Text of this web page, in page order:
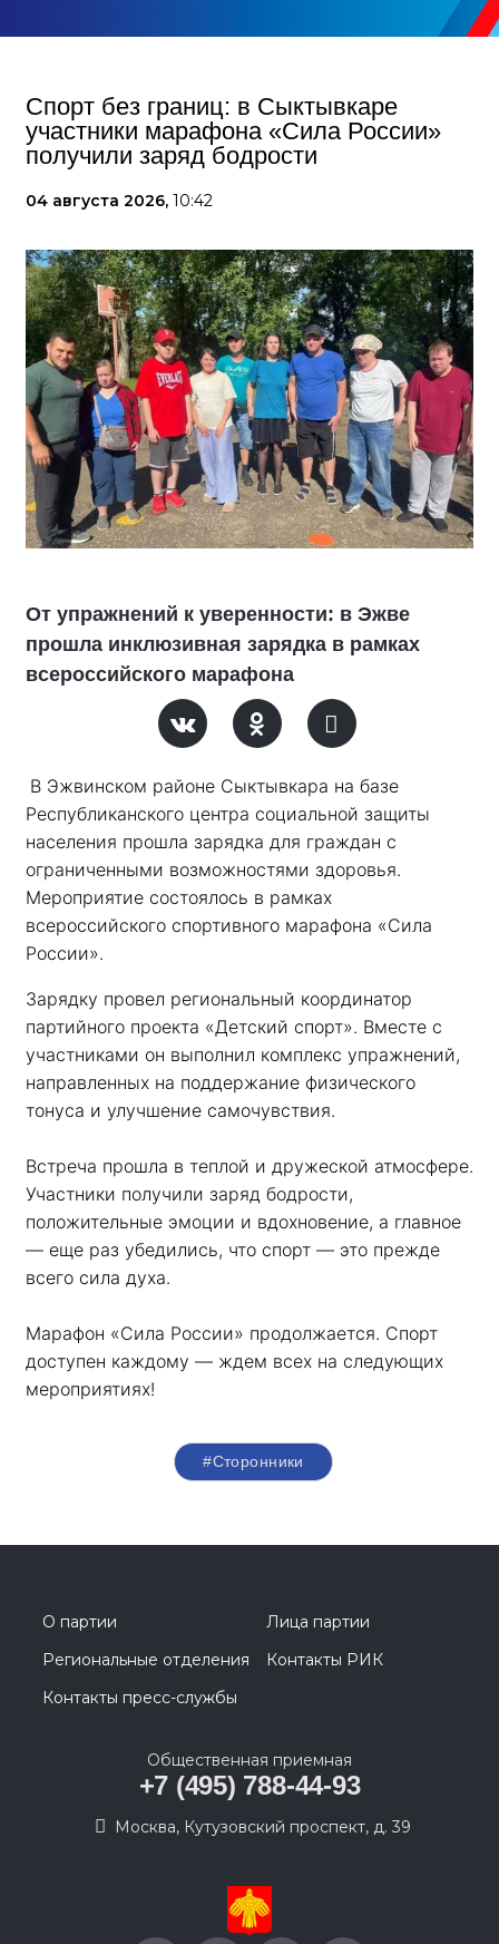
Спорт без границ: в Сыктывкаре
участники марафона «Сила России»
получили заряд бодрости
04 августа 2026, 10:42
От упражнений к уверенности: в Эжве
прошла инклюзивная зарядка в рамках
всероссийского марафона
В Эжвинском районе Сыктывкара на базе
Республиканского центра социальной защиты
населения прошла зарядка для граждан с
ограниченными возможностями здоровья.
Мероприятие состоялось в рамках
всероссийского спортивного марафона «Сила
России».
Зарядку провел региональный координатор
партийного проекта «Детский спорт». Вместе с
участниками он выполнил комплекс упражнений,
направленных на поддержание физического
тонуса и улучшение самочувствия.
Встреча прошла в теплой и дружеской атмосфере.
Участники получили заряд бодрости,
положительные эмоции и вдохновение, а главное
— еще раз убедились, что спорт — это прежде
всего сила духа.
Марафон «Сила России» продолжается. Спорт
доступен каждому — ждем всех на следующих
мероприятиях!
#Сторонники
О партии
Лица партии
Региональные отделения
Контакты РИК
Контакты пресс-службы
Общественная приемная
+7 (495) 788-44-93
Москва, Кутузовский проспект, д. 39